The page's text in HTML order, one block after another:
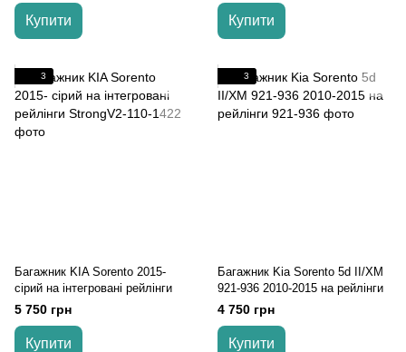
Купити Купити
3
Багажник KIA Sorento 2015-
cірий на інтегровані рейлінги
5 750 грн
Купити
3
Багажник Kia Sorento 5d II/XM
921-936 2010-2015 на рейлінги
4 750 грн
Купити